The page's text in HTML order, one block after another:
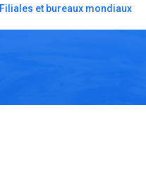
Filiales et bureaux mondiaux